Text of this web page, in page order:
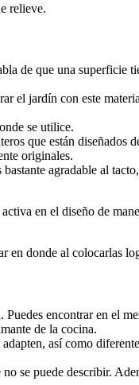
relieve.
de que una superficie
el jardín con este
se utilice.
que están diseñados
originales.
agradable al
en el diseño de
en donde al colocarlas
encontrar en el
de la cocina.
así como
se puede describir.